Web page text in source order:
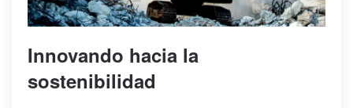
Innovando hacia la
sostenibilidad